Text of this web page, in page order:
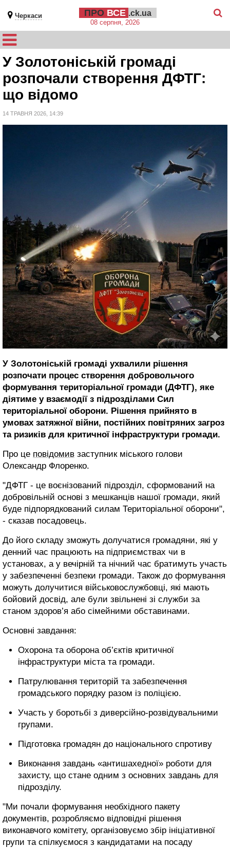
Черкаси ПРО ВСЕ .ck.ua
08 серпня, 2026
У Золотоніській громаді
розпочали створення ДФТГ:
що відомо
14 ТРАВНЯ 2026, 14:39
У Золотоніській громаді ухвалили рішення
розпочати процес створення добровольчого
формування територіальної громади (ДФТГ), яке
діятиме у взаємодії з підрозділами Сил
територіальної оборони. Рішення прийнято в
умовах затяжної війни, постійних повітряних загроз
та ризиків для критичної інфраструктури громади.
Про це повідомив заступник міського голови
Олександр Флоренко.
"ДФТГ - це воєнізований підрозділ, сформований на
добровільній основі з мешканців нашої громади, який
буде підпорядкований силам Територіальної оборони",
- сказав посадовець.
До його складу зможуть долучатися громадяни, які у
денний час працюють на підприємствах чи в
установах, а у вечірній та нічний час братимуть участь
у забезпеченні безпеки громади. Також до формування
можуть долучитися військовослужбовці, які мають
бойовий досвід, але були звільнені зі служби за
станом здоров’я або сімейними обставинами.
Основні завдання:
Охорона та оборона об’єктів критичної
інфраструктури міста та громади.
Патрулювання територій та забезпечення
громадського порядку разом із поліцією.
Участь у боротьбі з диверсійно-розвідувальними
групами.
Підготовка громадян до національного спротиву
Виконання завдань «антишахедної» роботи для
захисту, що стане одним з основних завдань для
підрозділу.
"Ми почали формування необхідного пакету
документів, розробляємо відповідні рішення
виконавчого комітету, організовуємо збір ініціативної
групи та спілкуємося з кандидатами на посаду